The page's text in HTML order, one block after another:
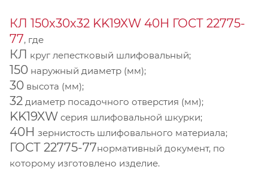
КЛ 150х30х32 KK19XW 40Н ГОСТ 22775-
77, где
КЛ круг лепестковый шлифовальный;
150 наружный диаметр (мм);
30 высота (мм);
32 диаметр посадочного отверстия (мм);
KK19XW серия шлифовальной шкурки;
40Н зернистость шлифовального материала;
ГОСТ 22775-77нормативный документ, по
которому изготовлено изделие.